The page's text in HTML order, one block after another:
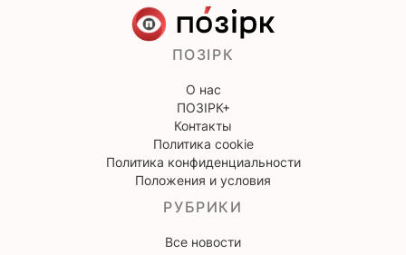
ПОЗІРК
О нас
ПОЗІРК+
Контакты
Политика cookie
Политика конфиденциальности
Положения и условия
РУБРИКИ
Все новости